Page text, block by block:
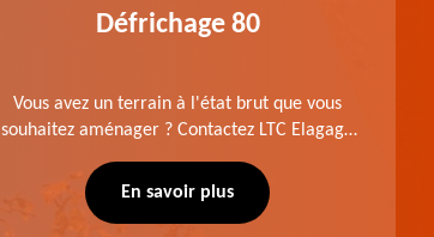
Défrichage 80
Vous avez un terrain à l'état brut que vous
souhaitez aménager ? Contactez LTC Elagage
80 Somme. Travail suivant les règles de l'art.
En savoir plus